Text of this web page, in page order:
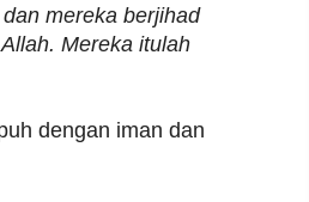
mereka berjihad
Mereka itulah
dengan iman dan